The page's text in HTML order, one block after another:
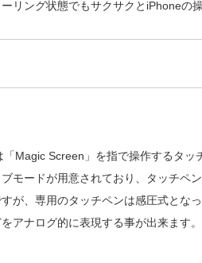
リング状態でもサクサクとiPhoneの
Magic Screen」を指で操作するタッ
モードが用意されており、タッチペ
が、専用のタッチペンは感圧式とな
アナログ的に表現する事が出来ます。